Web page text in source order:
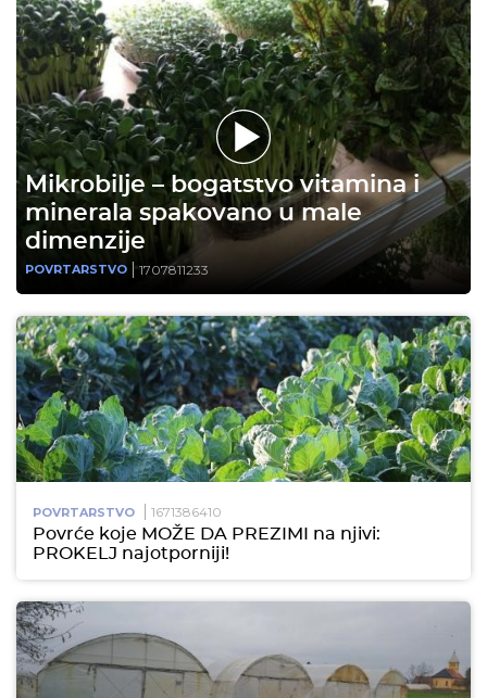
Mikrobilje – bogatstvo vitamina i
minerala spakovano u male
dimenzije
POVRTARSTVO 1707811233
POVRTARSTVO 1671386410
Povrće koje MOŽE DA PREZIMI na njivi:
PROKELJ najotporniji!